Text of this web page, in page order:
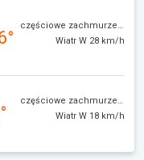
częściowe zachmurzenie
Wiatr W 28 km/h
częściowe zachmurzenie
Wiatr W 18 km/h